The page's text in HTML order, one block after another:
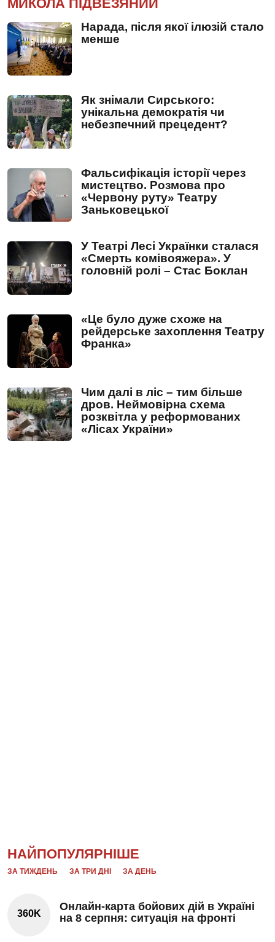
МИКОЛА ПІДВЕЗЯНИЙ
Нарада, після якої ілюзій стало
менше
Як знімали Сирського:
унікальна демократія чи
небезпечний прецедент?
Фальсифікація історії через
мистецтво. Розмова про
«Червону руту» Театру
Заньковецької
У Театрі Лесі Українки сталася
«Смерть комівояжера». У
головній ролі – Стас Боклан
«Це було дуже схоже на
рейдерське захоплення Театру
Франка»
Чим далі в ліс – тим більше
дров. Неймовірна схема
розквітла у реформованих
«Лісах України»
НАЙПОПУЛЯРНІШЕ
ЗА ТИЖДЕНЬ ЗА ТРИ ДНІ ЗА ДЕНЬ
360K
Онлайн-карта бойових дій в Україні
на 8 серпня: ситуація на фронті